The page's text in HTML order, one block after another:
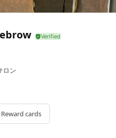
ロン
Reward cards